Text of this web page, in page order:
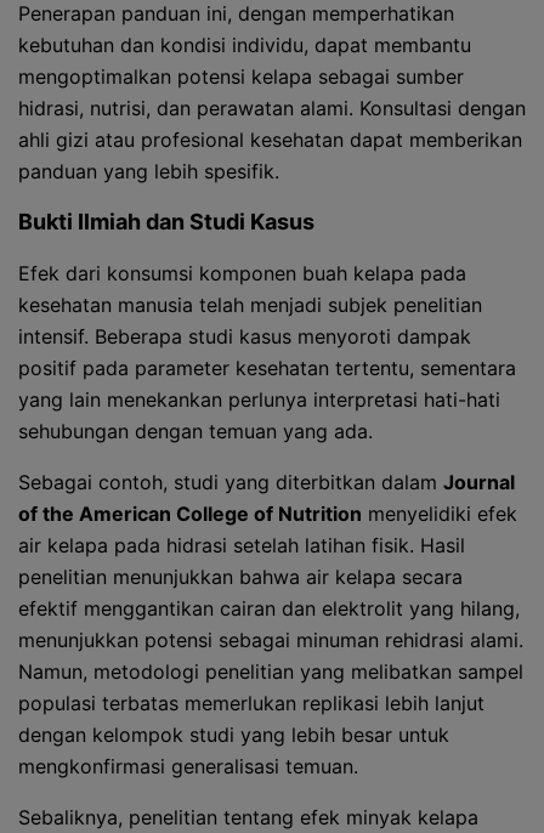
Penerapan panduan ini, dengan memperhatikan
kebutuhan dan kondisi individu, dapat membantu
mengoptimalkan potensi kelapa sebagai sumber
hidrasi, nutrisi, dan perawatan alami. Konsultasi dengan
ahli gizi atau profesional kesehatan dapat memberikan
panduan yang lebih spesifik.
Bukti Ilmiah dan Studi Kasus
Efek dari konsumsi komponen buah kelapa pada
kesehatan manusia telah menjadi subjek penelitian
intensif. Beberapa studi kasus menyoroti dampak
positif pada parameter kesehatan tertentu, sementara
yang lain menekankan perlunya interpretasi hati-hati
sehubungan dengan temuan yang ada.
Sebagai contoh, studi yang diterbitkan dalam Journal
of the American College of Nutrition menyelidiki efek
air kelapa pada hidrasi setelah latihan fisik. Hasil
penelitian menunjukkan bahwa air kelapa secara
efektif menggantikan cairan dan elektrolit yang hilang,
menunjukkan potensi sebagai minuman rehidrasi alami.
Namun, metodologi penelitian yang melibatkan sampel
populasi terbatas memerlukan replikasi lebih lanjut
dengan kelompok studi yang lebih besar untuk
mengkonfirmasi generalisasi temuan.
Sebaliknya, penelitian tentang efek minyak kelapa